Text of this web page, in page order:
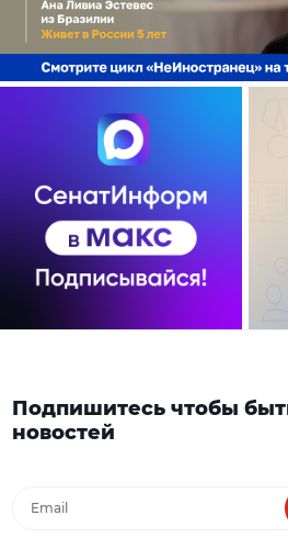
Подпишитесь чтобы
новостей